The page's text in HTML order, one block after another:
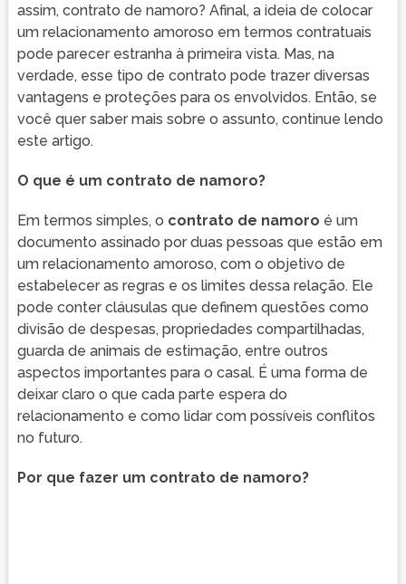
assim, contrato de namoro? Afinal, a ideia de colocar
um relacionamento amoroso em termos contratuais
pode parecer estranha à primeira vista. Mas, na
verdade, esse tipo de contrato pode trazer diversas
vantagens e proteções para os envolvidos. Então, se
você quer saber mais sobre o assunto, continue lendo
este artigo.
O que é um contrato de namoro?
Em termos simples, o contrato de namoro é um
documento assinado por duas pessoas que estão em
um relacionamento amoroso, com o objetivo de
estabelecer as regras e os limites dessa relação. Ele
pode conter cláusulas que definem questões como
divisão de despesas, propriedades compartilhadas,
guarda de animais de estimação, entre outros
aspectos importantes para o casal. É uma forma de
deixar claro o que cada parte espera do
relacionamento e como lidar com possíveis conflitos
no futuro.
Por que fazer um contrato de namoro?